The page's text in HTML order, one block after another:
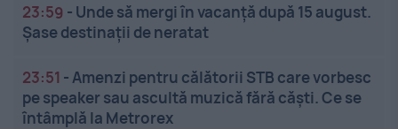
23:59 - Unde să mergi în vacanță după 15 august.
Șase destinații de neratat
23:51 - Amenzi pentru călătorii STB care vorbesc
pe speaker sau ascultă muzică fără căști. Ce se
întâmplă la Metrorex